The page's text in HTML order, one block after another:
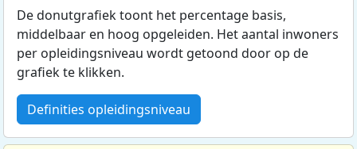
De donutgrafiek toont het percentage basis,
middelbaar en hoog opgeleiden. Het aantal inwoners
per opleidingsniveau wordt getoond door op de
grafiek te klikken.
Definities opleidingsniveau